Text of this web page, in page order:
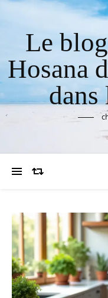
Le
Hosana
dans